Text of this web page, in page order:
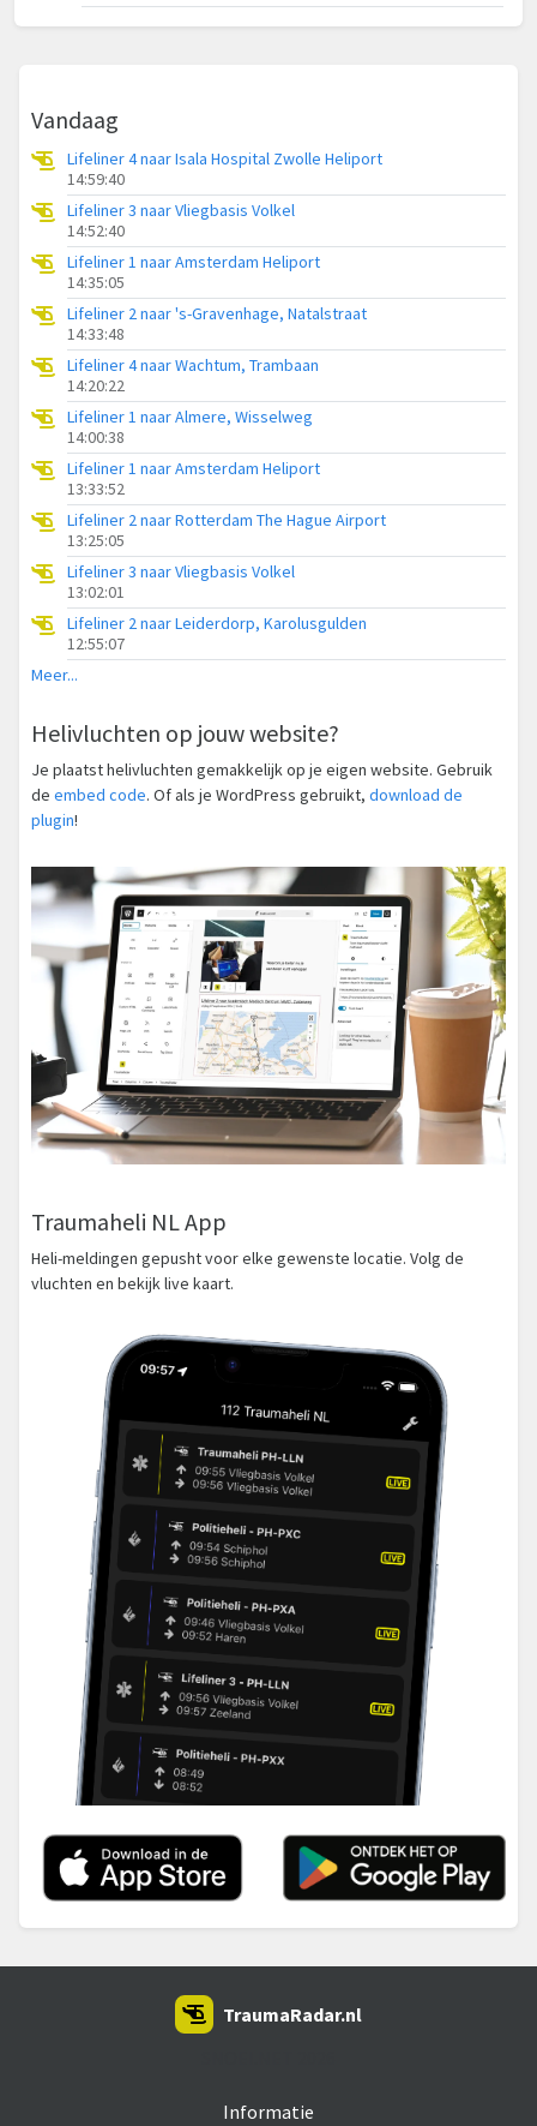
Vandaag
Lifeliner 4 naar Isala Hospital Zwolle Heliport
14:59:40
Lifeliner 3 naar Vliegbasis Volkel
14:52:40
Lifeliner 1 naar Amsterdam Heliport
14:35:05
Lifeliner 2 naar 's-Gravenhage, Natalstraat
14:33:48
Lifeliner 4 naar Wachtum, Trambaan
14:20:22
Lifeliner 1 naar Almere, Wisselweg
14:00:38
Lifeliner 1 naar Amsterdam Heliport
13:33:52
Lifeliner 2 naar Rotterdam The Hague Airport
13:25:05
Lifeliner 3 naar Vliegbasis Volkel
13:02:01
Lifeliner 2 naar Leiderdorp, Karolusgulden
12:55:07
Meer...
Helivluchten op jouw website?
Je plaatst helivluchten gemakkelijk op je eigen website. Gebruik
de embed code. Of als je WordPress gebruikt, download de
plugin!
Traumaheli NL App
Heli-meldingen gepusht voor elke gewenste locatie. Volg de
vluchten en bekijk live kaart.
Informatie
TraumaRadar.nl